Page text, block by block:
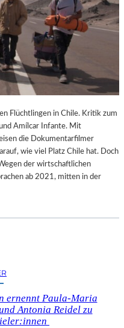
Flüchtlingen in Chile. Kritik zum
Amílcar Infante. Mit
die Dokumentarfilmer
wie viel Platz Chile hat. Doch
der wirtschaftlichen
ab 2021, mitten in der
ernennt Paula-Maria
Antonia Reidel zu